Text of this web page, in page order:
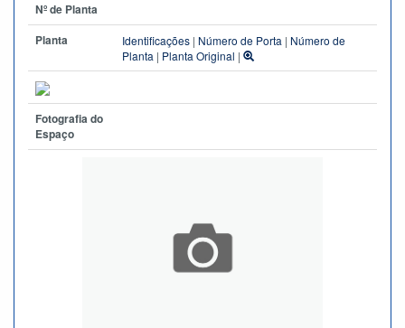
Nº de Planta
Planta
Identificações | Número de Porta | Número de
Planta | Planta Original |
Fotografia do
Espaço